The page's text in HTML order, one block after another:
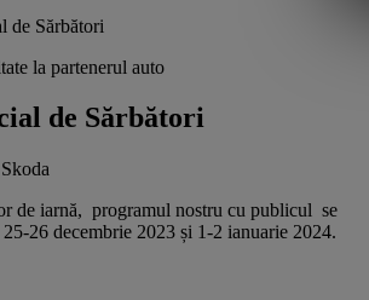
de Sărbători
la partenerul auto
de Sărbători
de iarnă, programul nostru cu publicul se
26 decembrie 2023 și 1-2 ianuarie 2024.